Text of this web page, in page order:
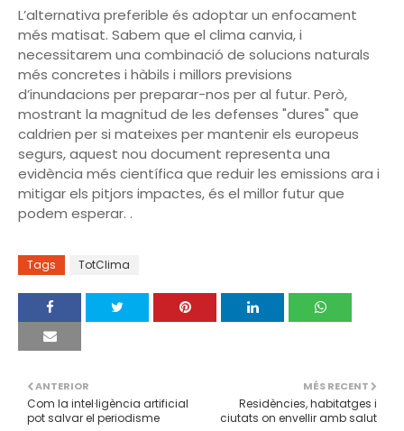
L’alternativa preferible és adoptar un enfocament
més matisat. Sabem que el clima canvia, i
necessitarem una combinació de solucions naturals
més concretes i hàbils i millors previsions
d’inundacions per preparar-nos per al futur. Però,
mostrant la magnitud de les defenses "dures" que
caldrien per si mateixes per mantenir els europeus
segurs, aquest nou document representa una
evidència més científica que reduir les emissions ara i
mitigar els pitjors impactes, és el millor futur que
podem esperar. .
Tags TotClima
MÉS RECENT
Residències, habitatges i
ciutats on envellir amb salut
ANTERIOR
Com la intel·ligència artificial
pot salvar el periodisme